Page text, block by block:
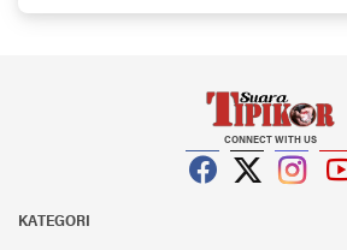
jalan
CONNECT WITH US
KATEGORI